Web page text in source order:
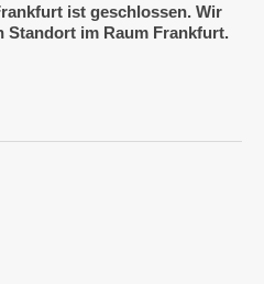
ist geschlossen. Wir
Standort im Raum Frankfurt.